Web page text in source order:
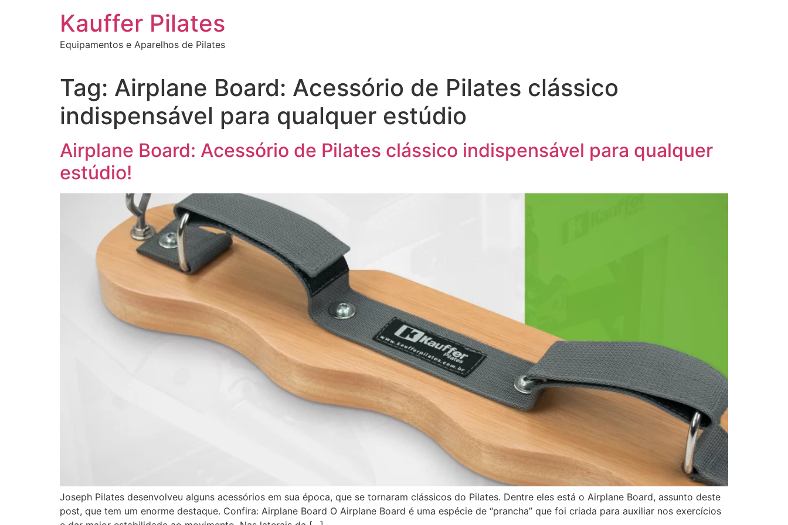
Kauffer Pilates
Equipamentos e Aparelhos de Pilates
Tag: Airplane Board: Acessório de Pilates clássico
indispensável para qualquer estúdio
Airplane Board: Acessório de Pilates clássico indispensável para qualquer
estúdio!
Joseph Pilates desenvolveu alguns acessórios em sua época, que se tornaram clássicos do Pilates. Dentre eles está o Airplane Board, assunto deste
post, que tem um enorme destaque. Confira: Airplane Board O Airplane Board é uma espécie de “prancha” que foi criada para auxiliar nos exercícios